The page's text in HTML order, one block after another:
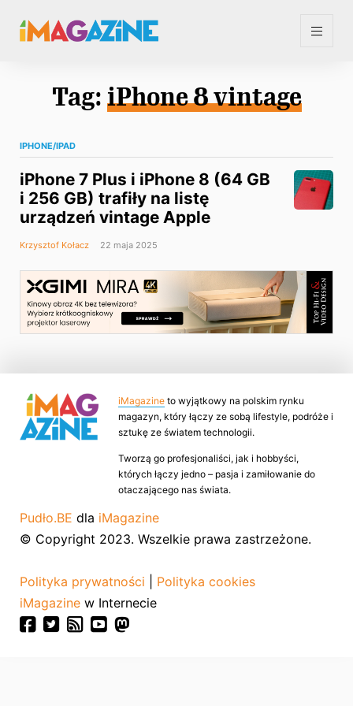
Tag: iPhone 8 vintage
IPHONE/IPAD
iPhone 7 Plus i iPhone 8 (64 GB
i 256 GB) trafiły na listę
urządzeń vintage Apple
Krzysztof Kołacz 22 maja 2025
iMagazine to wyjątkowy na polskim rynku
magazyn, który łączy ze sobą lifestyle, podróże i
sztukę ze światem technologii.
Tworzą go profesjonaliści, jak i hobbyści,
których łączy jedno – pasja i zamiłowanie do
otaczającego nas świata.
Pudło.BE dla iMagazine
© Copyright 2023. Wszelkie prawa zastrzeżone.
Polityka prywatności
Polityka cookies
iMagazine w Internecie